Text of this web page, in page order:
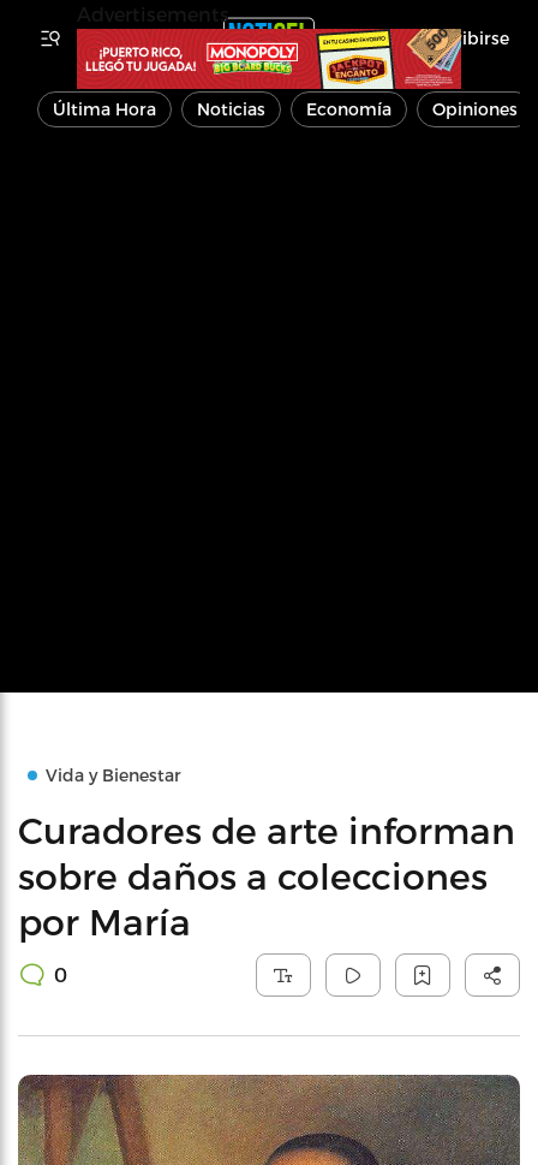
Inscribirse
Última Hora Noticias Economía Opiniones
Vida y Bienestar
Curadores de arte informan
sobre daños a colecciones
por María
0
Advertisements